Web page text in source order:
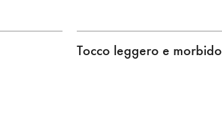
Tocco leggero e morbido